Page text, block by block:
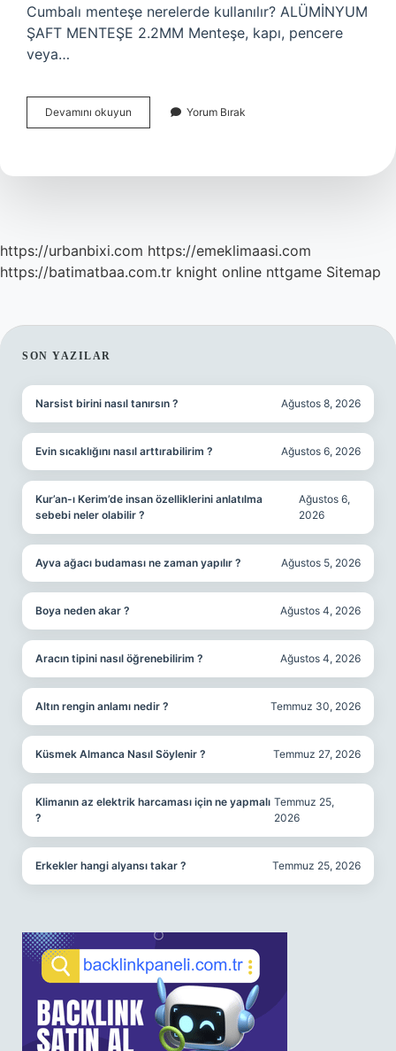
Cumbalı menteşe nerelerde kullanılır? ALÜMİNYUM
ŞAFT MENTEŞE 2.2MM Menteşe, kapı, pencere
veya…
Devamını okuyun
Deve
Yorum Bırak
https://urbanbixi.com https://emeklimaasi.com
https://batimatbaa.com.tr knight online nttgame Sitemap
SIDEBAR
SON YAZILAR
Narsist birini nasıl tanırsın ? Ağustos 8, 2026
Evin sıcaklığını nasıl arttırabilirim ? Ağustos 6, 2026
Kur’an-ı Kerim’de insan özelliklerini anlatılma
sebebi neler olabilir ?
Ağustos 6,
2026
Ayva ağacı budaması ne zaman yapılır ? Ağustos 5, 2026
Boya neden akar ? Ağustos 4, 2026
Aracın tipini nasıl öğrenebilirim ? Ağustos 4, 2026
Altın rengin anlamı nedir ? Temmuz 30, 2026
Küsmek Almanca Nasıl Söylenir ? Temmuz 27, 2026
Klimanın az elektrik harcaması için ne yapmalı
?
Temmuz 25,
2026
Erkekler hangi alyansı takar ? Temmuz 25, 2026